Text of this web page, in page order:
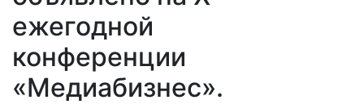
ежегодной
конференции
«Медиабизнес».